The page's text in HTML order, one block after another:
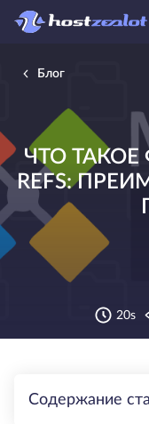
Блог
ЧТО
REFS:
20s
Содержание